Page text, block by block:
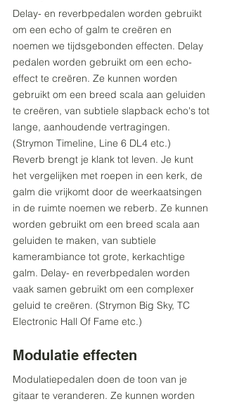
Delay- en reverbpedalen worden gebruikt
om een echo of galm te creëren en
noemen we tijdsgebonden effecten. Delay
pedalen worden gebruikt om een echo-
effect te creëren. Ze kunnen worden
gebruikt om een breed scala aan geluiden
te creëren, van subtiele slapback echo's tot
lange, aanhoudende vertragingen.
(Strymon Timeline, Line 6 DL4 etc.)
Reverb brengt je klank tot leven. Je kunt
het vergelijken met roepen in een kerk, de
galm die vrijkomt door de weerkaatsingen
in de ruimte noemen we reberb. Ze kunnen
worden gebruikt om een breed scala aan
geluiden te maken, van subtiele
kamerambiance tot grote, kerkachtige
galm. Delay- en reverbpedalen worden
vaak samen gebruikt om een complexer
geluid te creëren. (Strymon Big Sky, TC
Electronic Hall Of Fame etc.)
Modulatie effecten
Modulatiepedalen doen de toon van je
gitaar te veranderen. Ze kunnen worden